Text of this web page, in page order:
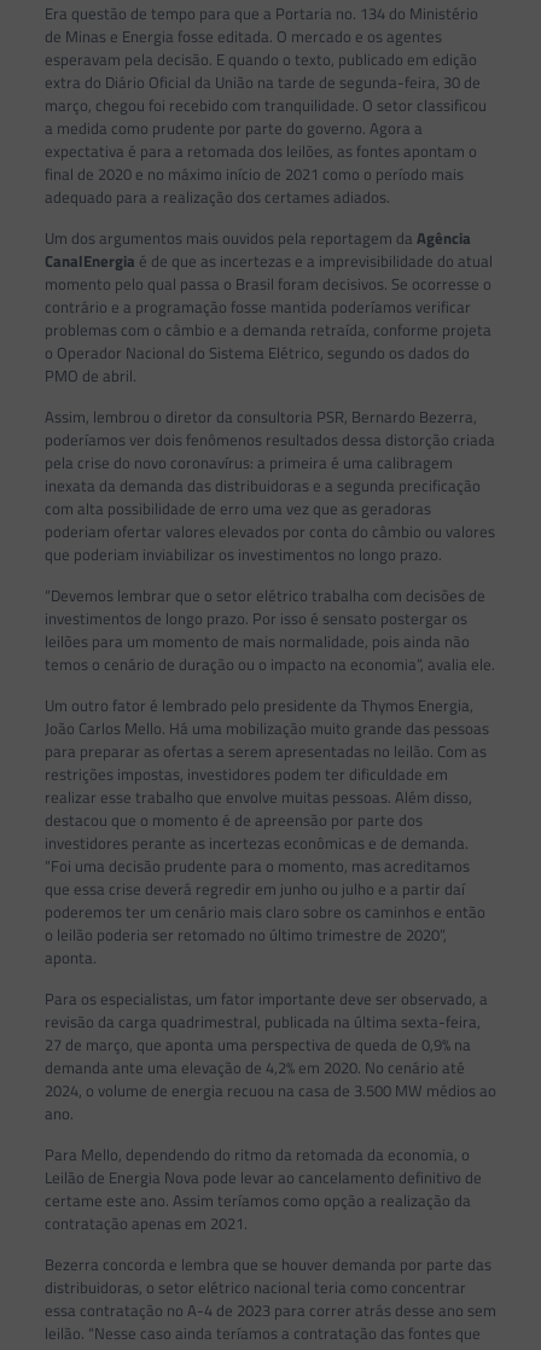
Era questão de tempo para que a Portaria no. 134 do Ministério
de Minas e Energia fosse editada. O mercado e os agentes
esperavam pela decisão. E quando o texto, publicado em edição
extra do Diário Oficial da União na tarde de segunda-feira, 30 de
março, chegou foi recebido com tranquilidade. O setor classificou
a medida como prudente por parte do governo. Agora a
expectativa é para a retomada dos leilões, as fontes apontam o
final de 2020 e no máximo início de 2021 como o período mais
adequado para a realização dos certames adiados.
Um dos argumentos mais ouvidos pela reportagem da Agência
CanalEnergia é de que as incertezas e a imprevisibilidade do atual
momento pelo qual passa o Brasil foram decisivos. Se ocorresse o
contrário e a programação fosse mantida poderíamos verificar
problemas com o câmbio e a demanda retraída, conforme projeta
o Operador Nacional do Sistema Elétrico, segundo os dados do
PMO de abril.
Assim, lembrou o diretor da consultoria PSR, Bernardo Bezerra,
poderíamos ver dois fenômenos resultados dessa distorção criada
pela crise do novo coronavírus: a primeira é uma calibragem
inexata da demanda das distribuidoras e a segunda precificação
com alta possibilidade de erro uma vez que as geradoras
poderiam ofertar valores elevados por conta do câmbio ou valores
que poderiam inviabilizar os investimentos no longo prazo.
“Devemos lembrar que o setor elétrico trabalha com decisões de
investimentos de longo prazo. Por isso é sensato postergar os
leilões para um momento de mais normalidade, pois ainda não
temos o cenário de duração ou o impacto na economia”, avalia ele.
Um outro fator é lembrado pelo presidente da Thymos Energia,
João Carlos Mello. Há uma mobilização muito grande das pessoas
para preparar as ofertas a serem apresentadas no leilão. Com as
restrições impostas, investidores podem ter dificuldade em
realizar esse trabalho que envolve muitas pessoas. Além disso,
destacou que o momento é de apreensão por parte dos
investidores perante as incertezas econômicas e de demanda.
“Foi uma decisão prudente para o momento, mas acreditamos
que essa crise deverá regredir em junho ou julho e a partir daí
poderemos ter um cenário mais claro sobre os caminhos e então
o leilão poderia ser retomado no último trimestre de 2020”,
aponta.
Para os especialistas, um fator importante deve ser observado, a
revisão da carga quadrimestral, publicada na última sexta-feira,
27 de março, que aponta uma perspectiva de queda de 0,9% na
demanda ante uma elevação de 4,2% em 2020. No cenário até
2024, o volume de energia recuou na casa de 3.500 MW médios ao
ano.
Para Mello, dependendo do ritmo da retomada da economia, o
Leilão de Energia Nova pode levar ao cancelamento definitivo de
certame este ano. Assim teríamos como opção a realização da
contratação apenas em 2021.
Bezerra concorda e lembra que se houver demanda por parte das
distribuidoras, o setor elétrico nacional teria como concentrar
essa contratação no A-4 de 2023 para correr atrás desse ano sem
leilão. “Nesse caso ainda teríamos a contratação das fontes que